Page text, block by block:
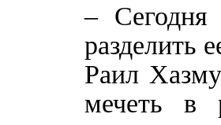
– Сегодня
разделить
Раил
мечеть в